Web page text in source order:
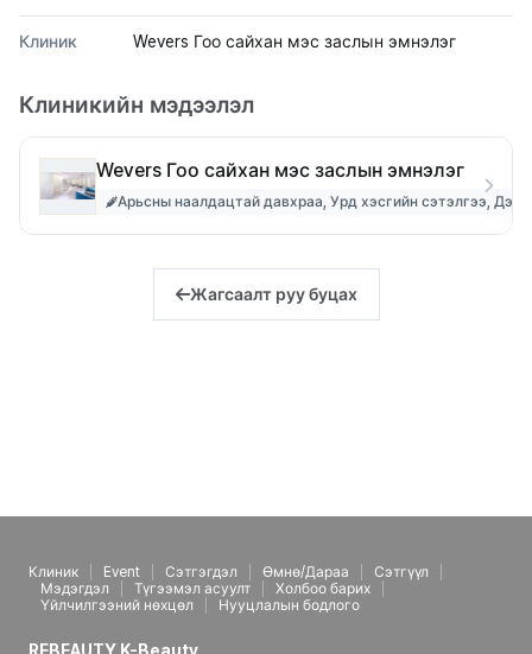
Клиник Wevers Гоо сайхан мэс заслын эмнэлэг
Клиникийн мэдээлэл
Wevers Гоо сайхан мэс заслын эмнэлэг
Арьсны наалдацтай давхраа, Урд хэсгийн сэтэлгээ,
Жагсаалт руу буцах
Клиник Event Сэтгэгдэл Өмнө/Дараа
Сэтгүүл
Мэдэгдэл
Түгээмэл асуулт
Холбоо барих
Үйлчилгээний нөхцөл
Нууцлалын бодлого